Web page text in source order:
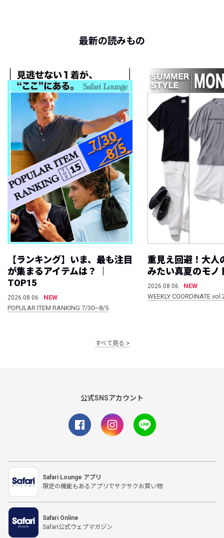
最新の読みもの
【ランキング】いま、最も注目
が集まるアイテムは？ ｜
TOP15
2026.08.06
NEW
POPULAR ITEM RANKING 7/30~8/5
重見え回避！大人
みたい真夏のモノ
2026.08.06
NEW
WEEKLY COORDINATE
すべて見る
公式SNSアカウント
Safari Lounge アプリ
限定の機能もあるアプリでサクサクお買い物
Safari Online
Safari公式ウェブマガジン